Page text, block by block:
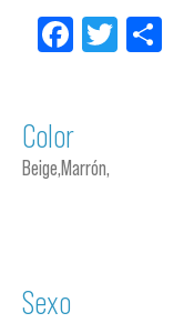
Facebook
Twitter
Color
Beige,Marrón,
Sexo